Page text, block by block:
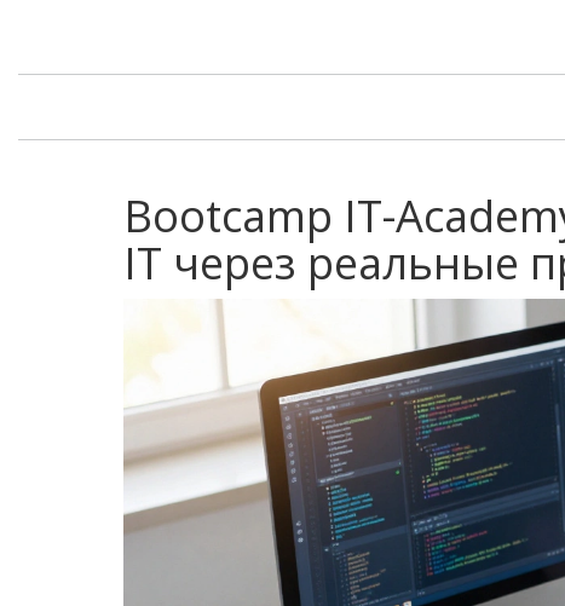
Bootcamp IT-
IT через реальные